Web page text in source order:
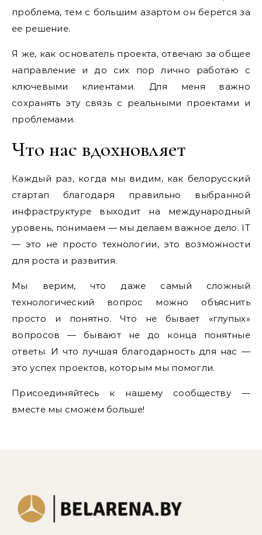
проблема, тем с большим азартом он берется за
ее решение.
Я же, как основатель проекта, отвечаю за общее
направление и до сих пор лично работаю с
ключевыми клиентами. Для меня важно
сохранять эту связь с реальными проектами и
проблемами.
Что нас вдохновляет
Каждый раз, когда мы видим, как белорусский
стартап благодаря правильно выбранной
инфраструктуре выходит на международный
уровень, понимаем — мы делаем важное дело. IT
— это не просто технологии, это возможности
для роста и развития.
Мы верим, что даже самый сложный
технологический вопрос можно объяснить
просто и понятно. Что не бывает «глупых»
вопросов — бывают не до конца понятные
ответы. И что лучшая благодарность для нас —
это успех проектов, которым мы помогли.
Присоединяйтесь к нашему сообществу —
вместе мы сможем больше!